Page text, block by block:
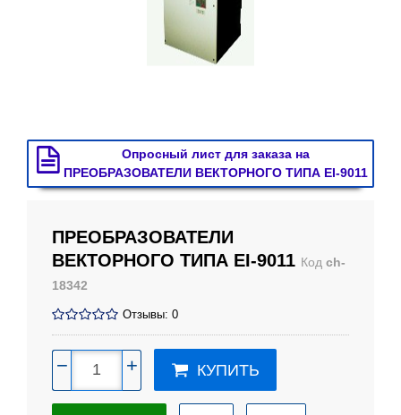
Опросный лист для заказа на
ПРЕОБРАЗОВАТЕЛИ ВЕКТОРНОГО ТИПА EI-9011
ПРЕОБРАЗОВАТЕЛИ
ВЕКТОРНОГО ТИПА EI-9011 Код ch-
18342
Отзывы: 0
− + КУПИТЬ